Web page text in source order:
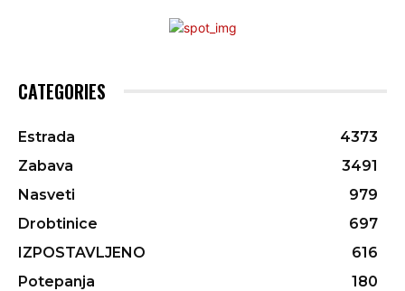
CATEGORIES
Estrada
4373
Zabava
3491
Nasveti
979
Drobtinice
697
IZPOSTAVLJENO
616
Potepanja
180